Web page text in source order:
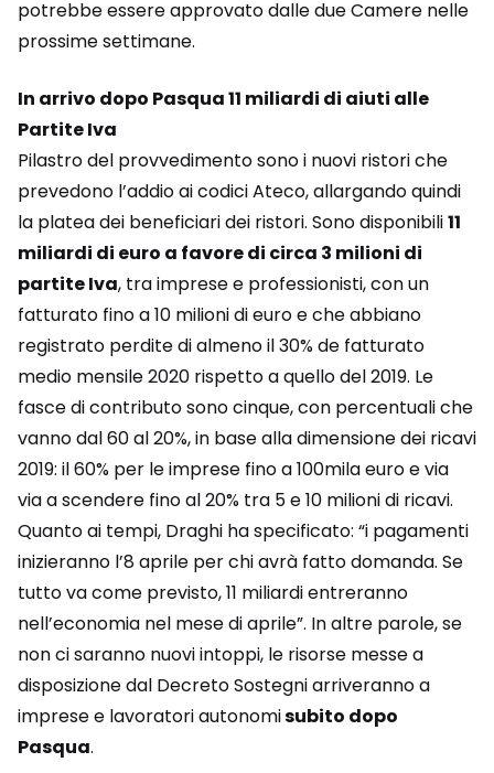
potrebbe essere approvato dalle due Camere nelle
prossime settimane.
In arrivo dopo Pasqua 11 miliardi di aiuti alle
Partite Iva
Pilastro del provvedimento sono i nuovi ristori che
prevedono l’addio ai codici Ateco, allargando quindi
la platea dei beneficiari dei ristori. Sono disponibili11
miliardi di euro a favore di circa 3 milioni di
partite Iva, tra imprese e professionisti, con un
fatturato fino a 10 milioni di euro e che abbiano
registrato perdite di almeno il 30% de fatturato
medio mensile 2020 rispetto a quello del 2019. Le
fasce di contributo sono cinque, con percentuali che
vanno dal 60 al 20%, in base alla dimensione dei ricavi
2019: il 60% per le imprese fino a 100mila euro e via
via a scendere fino al 20% tra 5 e 10 milioni di ricavi.
Quanto ai tempi, Draghi ha specificato: “i pagamenti
inizieranno l’8 aprile per chi avrà fatto domanda. Se
tutto va come previsto, 11 miliardi entreranno
nell’economia nel mese di aprile”. In altre parole, se
non ci saranno nuovi intoppi, le risorse messe a
disposizione dal Decreto Sostegni arriveranno a
imprese e lavoratori autonomisubito dopo
Pasqua.